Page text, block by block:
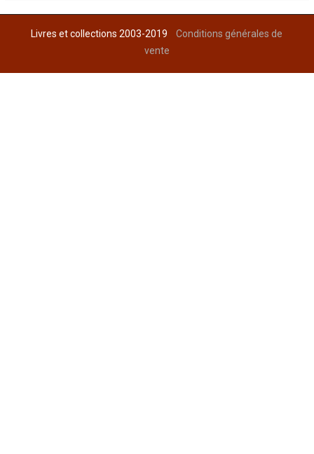
Livres et collections 2003-2019Conditions générales de
vente